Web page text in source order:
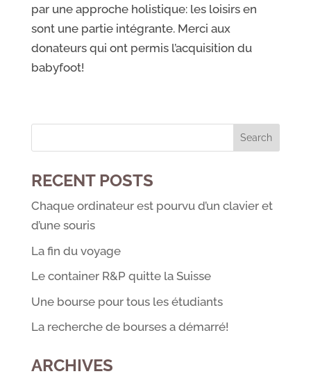
par une approche holistique: les loisirs en
sont une partie intégrante. Merci aux
donateurs qui ont permis l’acquisition du
babyfoot!
RECENT POSTS
Chaque ordinateur est pourvu d’un clavier et
d’une souris
La fin du voyage
Le container R&P quitte la Suisse
Une bourse pour tous les étudiants
La recherche de bourses a démarré!
ARCHIVES